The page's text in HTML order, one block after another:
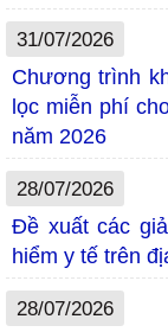
31/07/2026
Chương trình
lọc miễn phí
năm 2026
28/07/2026
Đề xuất các
hiểm y tế trên
28/07/2026